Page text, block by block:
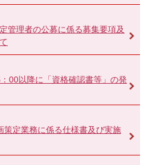
管理者の公募に係る募集要項及
00以降に「資格確認書等」の発
定業務に係る仕様書及び実施